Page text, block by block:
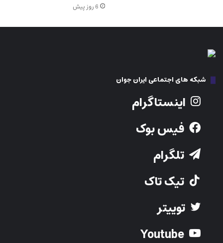
6 روز پیش
شبکه های اجتماعی ایران جوان
اینستاگرام
فیس بوک
تلگرام
تیک تاک
توییتر